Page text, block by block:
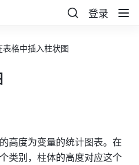
登录
表格中插入柱状图
高度为变量的统计图表。在
类别，柱体的高度对应这个